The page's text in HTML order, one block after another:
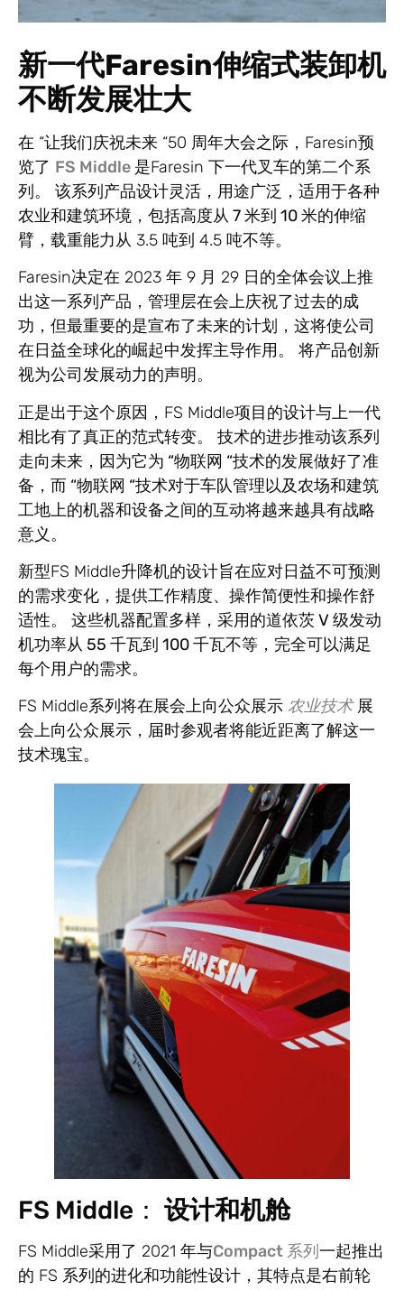
新一代Faresin伸缩式装卸机
不断发展壮大
在 “让我们庆祝未来 “50 周年大会之际，Faresin预
览了 FS Middle 是Faresin 下一代叉车的第二个系
列。 该系列产品设计灵活，用途广泛，适用于各种
农业和建筑环境，包括高度从 7 米到 10 米的伸缩
臂 ，载重能力从 3.5 吨到 4.5 吨不等。
Faresin决定在 2023 年 9 月 29 日的全体会议上推
出这一系列产品，管理层在会上庆祝了过去的成
功，但最重要的是宣布了未来的计划，这将使公司
在日益全球化的崛起中发挥主导作用。 将产品创新
视为公司发展动力的声明。
正是出于这个原因，FS Middle项目的设计与上一代
相比有了真正的范式转变。 技术的进步推动该系列
走向未来，因为它为 “物联网 “技术的发展做好了准
备，而 “物联网 “技术对于车队管理以及农场和建筑
工地上的机器和设备之间的互动将越来越具有战略
意义。
新型FS Middle升降机的设计旨在应对日益不可预测
的需求变化，提供工作精度、操作简便性和操作舒
适性。 这些机器配置多样，采用的道依茨 V 级发动
机功率从 55 千瓦到 100 千瓦不等，完全可以满足
每个用户的需求。
FS Middle系列将在展会上向公众展示 农业技术 展
会上向公众展示，届时参观者将能近距离了解这一
技术瑰宝。
FS Middle： 设计和机舱
FS Middle采用了 2021 年与Compact 系列 一起推出
的 FS 系列的进化和功能性设计 ，其特点是右前轮